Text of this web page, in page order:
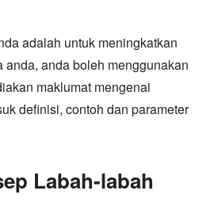
adalah untuk meningkatkan
anda, anda boleh menggunakan
maklumat mengenai
definisi, contoh dan parameter
Labah-labah